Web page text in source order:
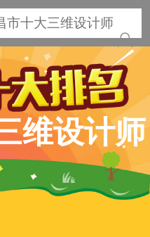
市十大三维设计师
维设计师